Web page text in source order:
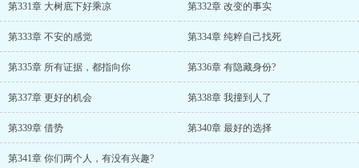
第331章 大树底下好乘凉 第332章 改变的事实
第333章 不安的感觉 第334章 纯粹自己找死
第335章 所有证据，都指向你 第336章 有隐藏身份?
第337章 更好的机会 第338章 我撞到人了
第339章 借势 第340章 最好的选择
第341章 你们两个人，有没有兴趣?